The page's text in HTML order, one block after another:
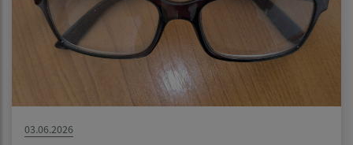
03.06.2026